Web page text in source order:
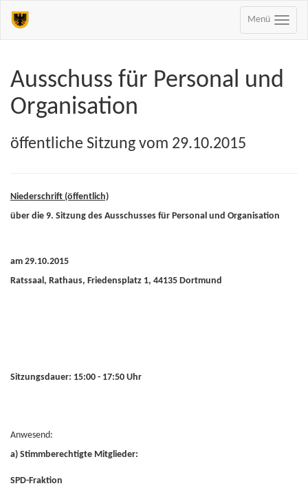
Menü
Ausschuss für Personal und
Organisation
öffentliche Sitzung vom 29.10.2015
Niederschrift (öffentlich)
über die 9. Sitzung des Ausschusses für Personal und Organisation
am 29.10.2015
Ratssaal, Rathaus, Friedensplatz 1, 44135 Dortmund
Sitzungsdauer: 15:00 - 17:50 Uhr
Anwesend:
a) Stimmberechtigte Mitglieder:
SPD-Fraktion